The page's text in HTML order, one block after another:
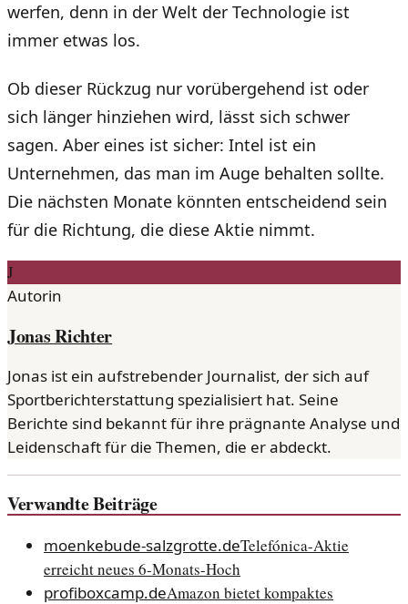
werfen, denn in der Welt der Technologie ist
immer etwas los.
Ob dieser Rückzug nur vorübergehend ist oder
sich länger hinziehen wird, lässt sich schwer
sagen. Aber eines ist sicher: Intel ist ein
Unternehmen, das man im Auge behalten sollte.
Die nächsten Monate könnten entscheidend sein
für die Richtung, die diese Aktie nimmt.
J
Autorin
Jonas Richter
Jonas ist ein aufstrebender Journalist, der sich auf
Sportberichterstattung spezialisiert hat. Seine
Berichte sind bekannt für ihre prägnante Analyse und
Leidenschaft für die Themen, die er abdeckt.
Verwandte Beiträge
moenkebude-salzgrotte.deTelefónica-Aktie
erreicht neues 6-Monats-Hoch
profiboxcamp.deAmazon bietet kompaktes